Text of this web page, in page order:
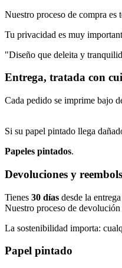
Nuestro proceso de compra es
Tu privacidad es muy
"Diseño que deleita y
Entrega, tratada con
Cada pedido se imprime bajo
Si su papel pintado llega
Papeles pintados.
Devoluciones y
Tienes 30 días desde la
Nuestro proceso de
La sostenibilidad importa:
Papel pintado